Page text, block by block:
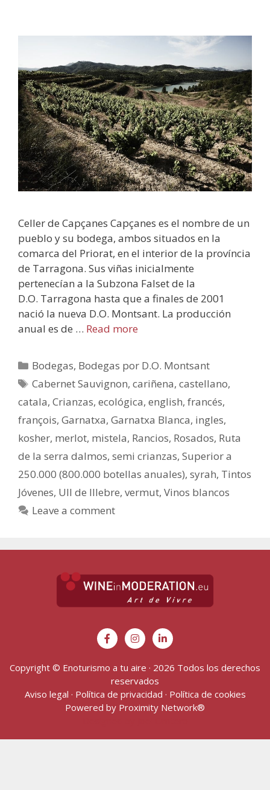
Celler de Capçanes Capçanes es el nombre de un
pueblo y su bodega, ambos situados en la
comarca del Priorat, en el interior de la província
de Tarragona. Sus viñas inicialmente
pertenecían a la Subzona Falset de la
D.O. Tarragona hasta que a finales de 2001
nació la nueva D.O. Montsant. La producción
anual es de … Read more
Bodegas, Bodegas por D.O. Montsant
Cabernet Sauvignon,cariñena,castellano,
catala, Crianzas, ecológica, english, francés,
françois, Garnatxa, Garnatxa Blanca, ingles,
kosher, merlot, mistela, Rancios, Rosados, Ruta
de la serra dalmos, semi crianzas, Superior a
250.000 (800.000 botellas anuales), syrah, Tintos
Jóvenes, Ull de lllebre, vermut, Vinos blancos
Leave a comment
Copyright © Enoturismo a tu aire · 2026 Todos los derechos
reservados
Aviso legal · Política de privacidad · Política de cookies
Powered by Proximity Network®